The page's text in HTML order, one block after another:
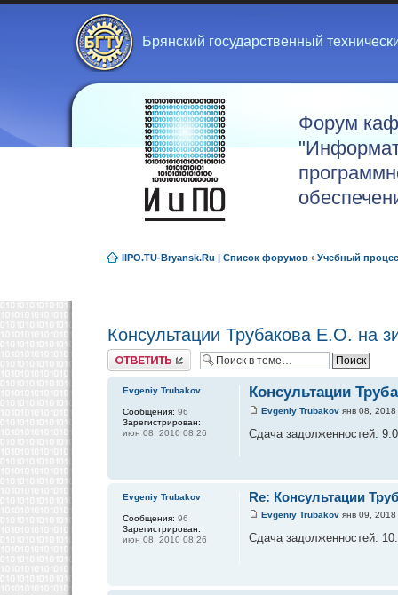
Брянский государственный
Форум
IIPO.TU-Bryansk.Ru | Список форумов ‹ Учебный
Консультации Трубакова Е.О. на
Ответить
Консультации
Evgeniy Trubakov янв 08,
Сдача задолженностей:
Evgeniy Trubakov
Сообщения: 96
Зарегистрирован:
июн 08, 2010 08:26
Re: Консультации
Evgeniy Trubakov янв 09,
Сдача задолженностей:
Evgeniy Trubakov
Сообщения: 96
Зарегистрирован:
июн 08, 2010 08:26